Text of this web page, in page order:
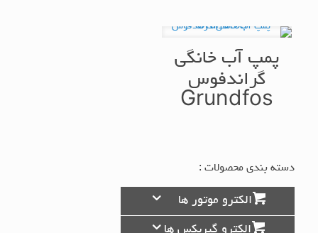
پمپ آب خانگی
گراندفوس
Grundfos
دسته بندی محصولات :
الکترو موتور ها
الکترو گیربکس ها